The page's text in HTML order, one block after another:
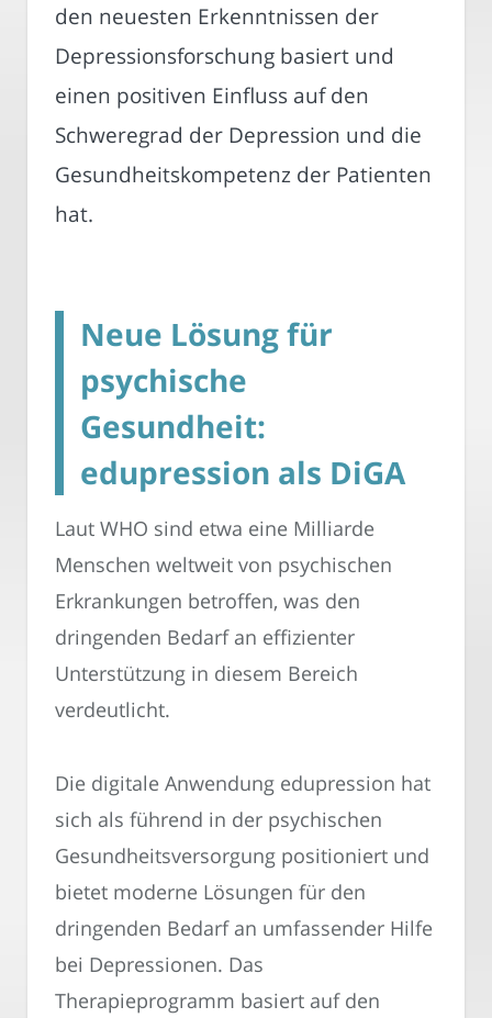
den neuesten Erkenntnissen der
Depressionsforschung basiert und
einen positiven Einfluss auf den
Schweregrad der Depression und die
Gesundheitskompetenz der Patienten
hat.
Neue Lösung für
psychische
Gesundheit:
edupression als DiGA
Laut WHO sind etwa eine Milliarde
Menschen weltweit von psychischen
Erkrankungen betroffen, was den
dringenden Bedarf an effizienter
Unterstützung in diesem Bereich
verdeutlicht.
Die digitale Anwendung edupression hat
sich als führend in der psychischen
Gesundheitsversorgung positioniert und
bietet moderne Lösungen für den
dringenden Bedarf an umfassender Hilfe
bei Depressionen. Das
Therapieprogramm basiert auf den